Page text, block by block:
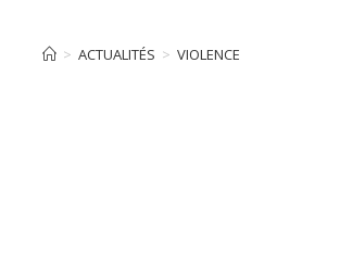
> ACTUALITÉS > VIOLENCE